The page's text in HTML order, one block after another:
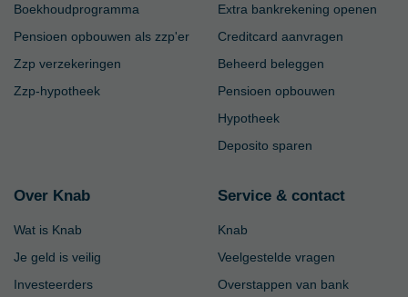
Boekhoudprogramma
Pensioen opbouwen als zzp'er
Zzp verzekeringen
Zzp-hypotheek
Extra bankrekening openen
Creditcard aanvragen
Beheerd beleggen
Pensioen opbouwen
Hypotheek
Deposito sparen
Over Knab
Wat is Knab
Je geld is veilig
Investeerders
Service & contact
Knab
Veelgestelde vragen
Overstappen van bank